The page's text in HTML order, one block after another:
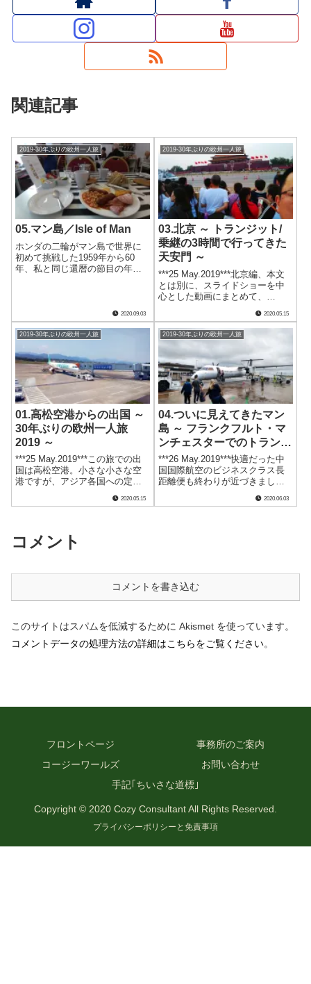
関連記事
2019-30年ぶりの欧州一人旅
05.マン島／Isle of Man
ホンダの二輪がマン島で世界に
初めて挑戦した1959年から60
年、私と同じ還暦の節目の年
て飛行機でアイリッシュ海を渡
って着いたその地は、ＴＴレー
スだけではなくて素晴らしい景
です。
2020.09.03
2019-30年ぶりの欧州一人旅
03.北京 ～ トランジット/
乗継の3時間で行ってきた
天安門 ～
***25 May.2019***北京編、本文
とは別に、スライドショーを中
心とした動画にまとめて、
ページの本文とほとんど内容は
同じですが、アニメを本で読む
のとテレビで見るのとが違うよ
うに、二つを見比べるの.....
2020.05.15
2019-30年ぶりの欧州一人旅
01.高松空港からの出国 ～
30年ぶりの欧州一人旅
2019 ～
***25 May.2019***この旅での出
国は高松空港。小さな小さな空
港ですが、アジア各国への定期
ちんと免税店がありました。驚
ルートで渡欧するかというこ.....
2020.05.15
2019-30年ぶりの欧州一人旅
04.ついに見えてきたマン
島 ～ フランクフルト・マ
ンチェスターでのトランス
ファー/乗り換え ～
***26 May.2019***快適だった中
国国際航空のビジネスクラス長
距離便も終わりが近づきまし
なスペースと、映画を見ながら
2020.06.03
コメント
コメントを書き込む
このサイトはスパムを低減するために Akismet を使っています。
コメントデータの処理方法の詳細はこちらをご覧ください。
フロントページ
事務所のご案内
コージーワールズ
お問い合わせ
手記｢ちいさな道標｣
Copyright © 2020 Cozy Consultant All Rights Reserved.
プライバシーポリシーと免責事項